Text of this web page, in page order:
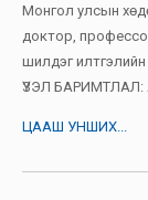
Монгол улсын
доктор,
шилдэг
ҮЗЭЛ БАРИМТЛАЛ:
ЦААШ УНШИХ...